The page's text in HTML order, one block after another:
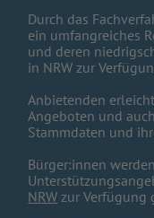
Durch das
ein umfangreiches
und deren
in NRW zur
Anbietenden
Angeboten und
Stammdaten und
Bürger:innen
NRW zur Verfügung